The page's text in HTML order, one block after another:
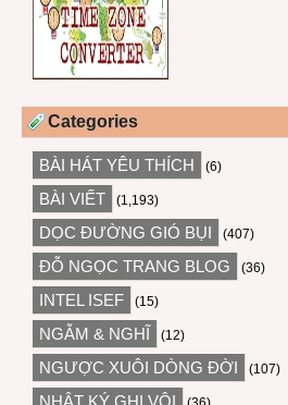
Categories
BÀI HÁT YÊU THÍCH (6)
BÀI VIẾT (1,193)
DỌC ĐƯỜNG GIÓ BỤI (407)
ĐỖ NGỌC TRANG BLOG (36)
INTEL ISEF (15)
NGẪM & NGHĨ (12)
NGƯỢC XUÔI DÒNG ĐỜI (107)